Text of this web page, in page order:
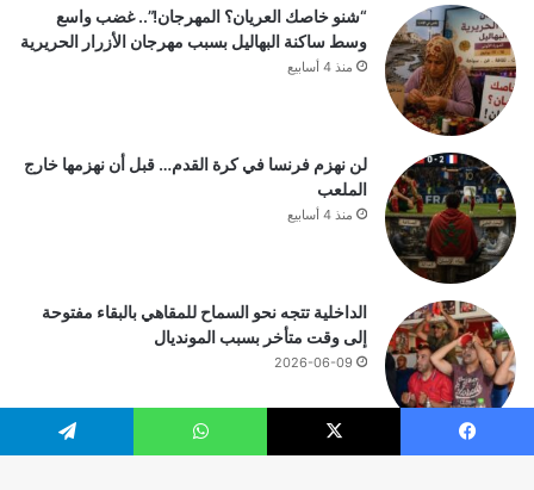
“شنو خاصك العريان؟ المهرجان!”.. غضب واسع
وسط ساكنة البهاليل بسبب مهرجان الأزرار الحريرية
منذ 4 أسابيع
لن نهزم فرنسا في كرة القدم… قبل أن نهزمها خارج
الملعب
منذ 4 أسابيع
الداخلية تتجه نحو السماح للمقاهي بالبقاء مفتوحة
إلى وقت متأخر بسبب المونديال
2026-06-09
فيسبوك ‫X واتساب تيلقرام